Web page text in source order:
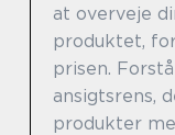
at overveje
produktet,
prisen.
ansigtsrens,
produkter